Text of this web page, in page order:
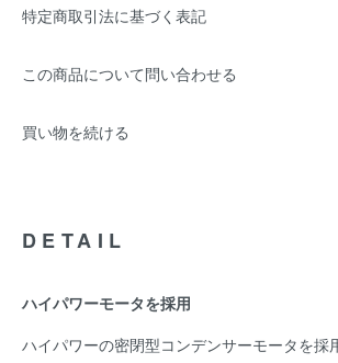
特定商取引法に基づく表記
この商品について問い合わせる
買い物を続ける
DETAIL
ハイパワーモータを採用
ハイパワーの密閉型コンデンサーモータを採